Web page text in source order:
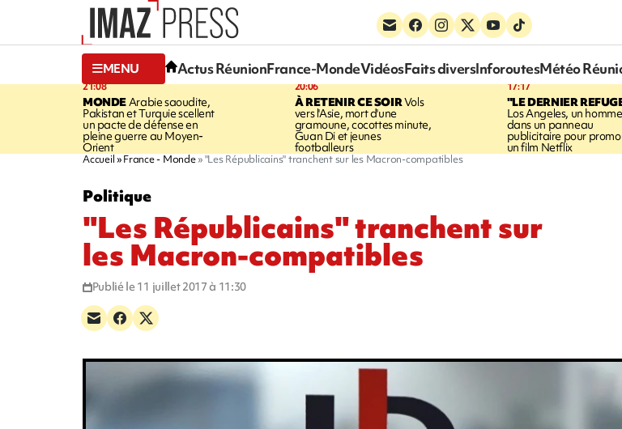
MENU Actus RéunionFrance-MondeVidéosFaits diversInforoutesMétéo
21:08
MONDE Arabie saoudite,
Pakistan et Turquie scellent
un pacte de défense en
pleine guerre au Moyen-
Orient
20:06
À RETENIR CE SOIRVols
vers l'Asie, mort d'une
gramoune, cocottes minute,
Guan Di et jeunes
footballeurs
17:17
"LE DERNIER
Los Angeles, un
dans un panneau
publicitaire pour
un film Netflix
Accueil France - Monde "Les Républicains" tranchent sur les Macron-compatibles
Politique
"Les Républicains" tranchent sur
les Macron-compatibles
Publié le 11 juillet 2017 à 11:30